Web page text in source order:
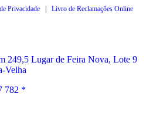
Privacidade Livro de Reclamações Online
249,5 Lugar de Feira Nova, Lote 9
Velha
782 *